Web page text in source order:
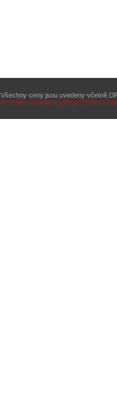
Všechny ceny jsou uvedeny včetně
Pronájem eshopu zajišťuje